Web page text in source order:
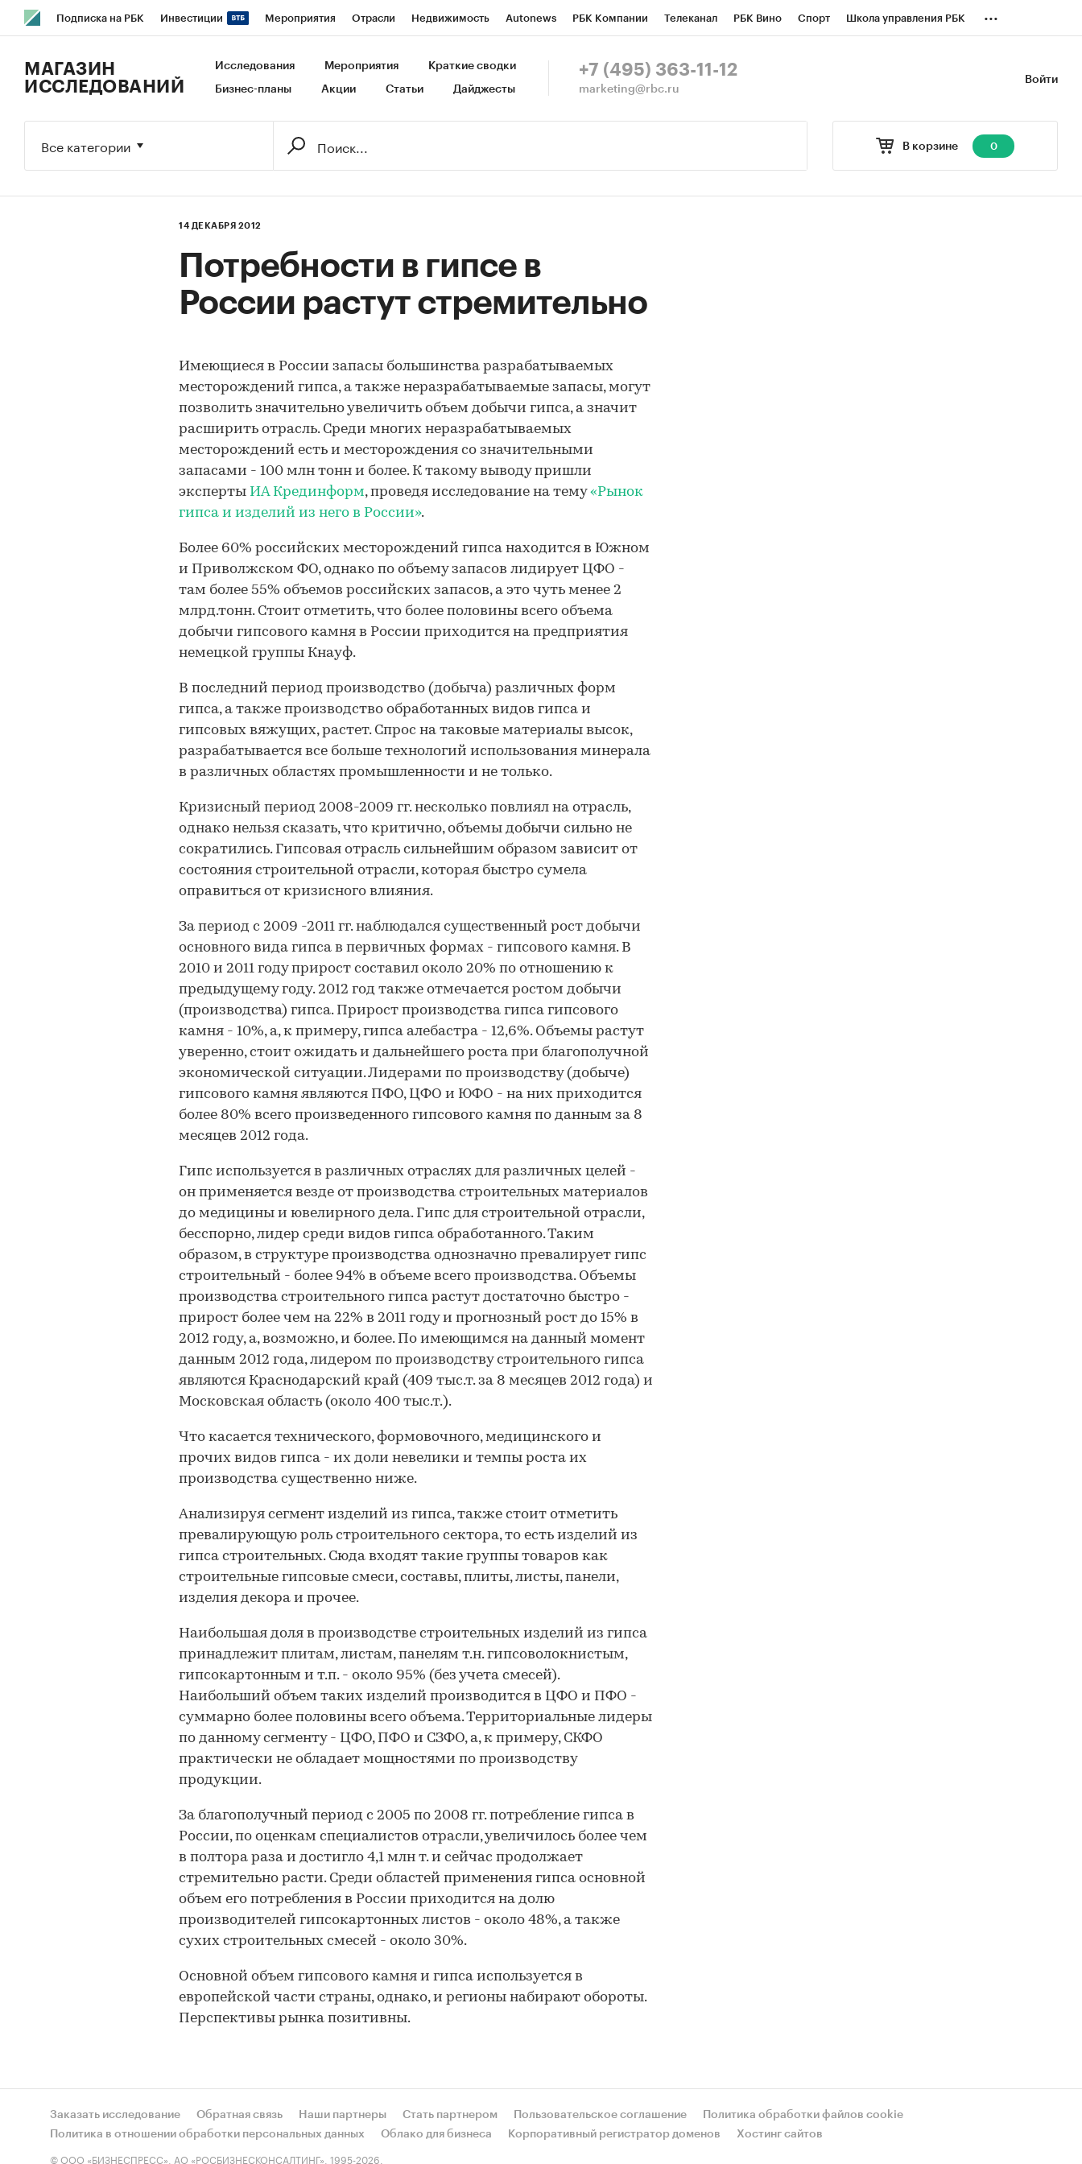
Подписка на РБК Инвестиции Мероприятия Отрасли Недвижимость Autonews РБК Компании Телеканал РБК Вино Спорт Школа управления РБК
Исследования Кредитные рейтинги Франшизы Газета Спецпроекты СПб Конференции СПб Спецпроекты
...
Войти
МАГАЗИН
ИССЛЕДОВАНИЙ
Исследования Мероприятия Краткие сводки
Бизнес-планы Акции Статьи Дайджесты
+7 (495) 363-11-12
marketing@rbc.ru
В корзине 0
Все категории
14 ДЕКАБРЯ 2012
Потребности в гипсе в
России растут стремительно
Имеющиеся в России запасы большинства разрабатываемых
месторождений гипса, а также неразрабатываемые запасы, могут
позволить значительно увеличить объем добычи гипса, а значит
расширить отрасль. Среди многих неразрабатываемых
месторождений есть и месторождения со значительными
запасами - 100 млн тонн и более. К такому выводу пришли
эксперты ИА Крединформ, проведя исследование на тему«Рынок
гипса и изделий из него в России».
Более 60% российских месторождений гипса находится в Южном
и Приволжском ФО, однако по объему запасов лидирует ЦФО -
там более 55% объемов российских запасов, а это чуть менее 2
млрд.тонн. Стоит отметить, что более половины всего объема
добычи гипсового камня в России приходится на предприятия
немецкой группы Кнауф.
В последний период производство (добыча) различных форм
гипса, а также производство обработанных видов гипса и
гипсовых вяжущих, растет. Спрос на таковые материалы высок,
разрабатывается все больше технологий использования минерала
в различных областях промышленности и не только.
Кризисный период 2008-2009 гг. несколько повлиял на отрасль,
однако нельзя сказать, что критично, объемы добычи сильно не
сократились. Гипсовая отрасль сильнейшим образом зависит от
состояния строительной отрасли, которая быстро сумела
оправиться от кризисного влияния.
За период с 2009 -2011 гг. наблюдался существенный рост добычи
основного вида гипса в первичных формах - гипсового камня. В
2010 и 2011 году прирост составил около 20% по отношению к
предыдущему году. 2012 год также отмечается ростом добычи
(производства) гипса. Прирост производства гипса гипсового
камня - 10%, а, к примеру, гипса алебастра - 12,6%. Объемы растут
уверенно, стоит ожидать и дальнейшего роста при благополучной
экономической ситуации. Лидерами по производству (добыче)
гипсового камня являются ПФО, ЦФО и ЮФО - на них приходится
более 80% всего произведенного гипсового камня по данным за 8
месяцев 2012 года.
Гипс используется в различных отраслях для различных целей -
он применяется везде от производства строительных материалов
до медицины и ювелирного дела. Гипс для строительной отрасли,
бесспорно, лидер среди видов гипса обработанного. Таким
образом, в структуре производства однозначно превалирует гипс
строительный - более 94% в объеме всего производства. Объемы
производства строительного гипса растут достаточно быстро -
прирост более чем на 22% в 2011 году и прогнозный рост до 15% в
2012 году, а, возможно, и более. По имеющимся на данный момент
данным 2012 года, лидером по производству строительного гипса
являются Краснодарский край (409 тыс.т. за 8 месяцев 2012 года) и
Московская область (около 400 тыс.т.).
Что касается технического, формовочного, медицинского и
прочих видов гипса - их доли невелики и темпы роста их
производства существенно ниже.
Анализируя сегмент изделий из гипса, также стоит отметить
превалирующую роль строительного сектора, то есть изделий из
гипса строительных. Сюда входят такие группы товаров как
строительные гипсовые смеси, составы, плиты, листы, панели,
изделия декора и прочее.
Наибольшая доля в производстве строительных изделий из гипса
принадлежит плитам, листам, панелям т.н. гипсоволокнистым,
гипсокартонным и т.п. - около 95% (без учета смесей).
Наибольший объем таких изделий производится в ЦФО и ПФО -
суммарно более половины всего объема. Территориальные лидеры
по данному сегменту - ЦФО, ПФО и СЗФО, а, к примеру, СКФО
практически не обладает мощностями по производству
продукции.
За благополучный период с 2005 по 2008 гг. потребление гипса в
России, по оценкам специалистов отрасли, увеличилось более чем
в полтора раза и достигло 4,1 млн т. и сейчас продолжает
стремительно расти. Среди областей применения гипса основной
объем его потребления в России приходится на долю
производителей гипсокартонных листов - около 48%, а также
сухих строительных смесей - около 30%.
Основной объем гипсового камня и гипса используется в
европейской части страны, однако, и регионы набирают обороты.
Перспективы рынка позитивны.
Заказать исследование Обратная связь Наши партнеры Стать партнером Пользовательское соглашение
Политика обработки файлов cookie
Политика в отношении обработки персональных данных
Облако для бизнеса Корпоративный регистратор доменов Хостинг сайтов
© ООО «БИЗНЕСПРЕСС», АО «РОСБИЗНЕСКОНСАЛТИНГ», 1995-2026.